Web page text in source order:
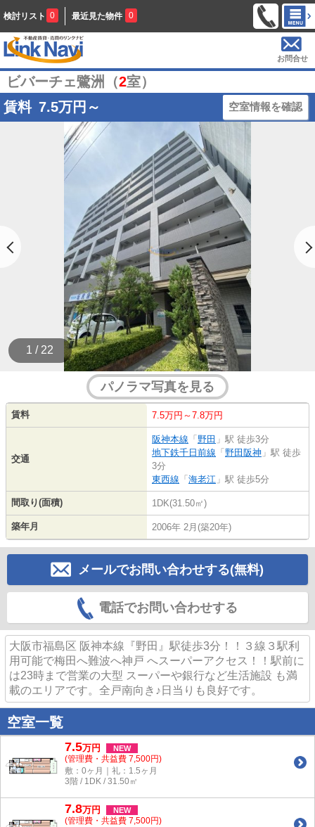
検討リスト 0 最近見た物件 0
お問合せ
ビバーチェ鷺洲（2室）
賃料 7.5万円～ 空室情報を確認
1 / 22
パノラマ写真を見る
賃料 7.5万円～7.8万円
交通
阪神本線 「 野田 」駅 徒歩3分
地下鉄千日前線 「 野田阪神 」駅 徒歩
3分
東西線 「 海老江 」駅 徒歩5分
間取り(面積) 1DK(31.50㎡)
築年月 2006年 2月(築20年)
メールでお問い合わせする(無料)
電話でお問い合わせする
大阪市福島区 阪神本線『野田』駅徒歩3分！！３線３駅利
用可能で梅田へ難波へ神戸 へスーパーアクセス！！駅前に
は23時まで営業の大型 スーパーや銀行など生活施設 も満
載のエリアです。全戸南向き♪日当りも良好です。
空室一覧
7.5万円 NEW
(管理費・共益費 7,500円)
敷：0ヶ月｜礼：1.5ヶ月
3階 / 1DK / 31.50㎡
7.8万円 NEW
(管理費・共益費 7,500円)